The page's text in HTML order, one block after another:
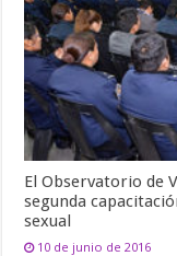
El Observatorio de
segunda
sexual
10 de junio de 2016